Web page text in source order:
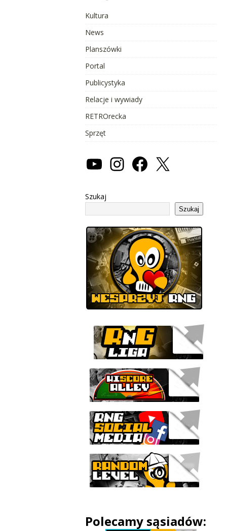
Kultura
News
Planszówki
Portal
Publicystyka
Relacje i wywiady
RETROrecka
Sprzęt
Szukaj
Szukaj
Polecamy sąsiadów: